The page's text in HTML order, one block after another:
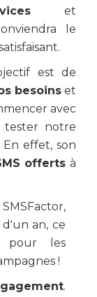
et
le
est de
besoinset
avec
tester notre
effet, son
offertsà
an, ce
pour les
!
.